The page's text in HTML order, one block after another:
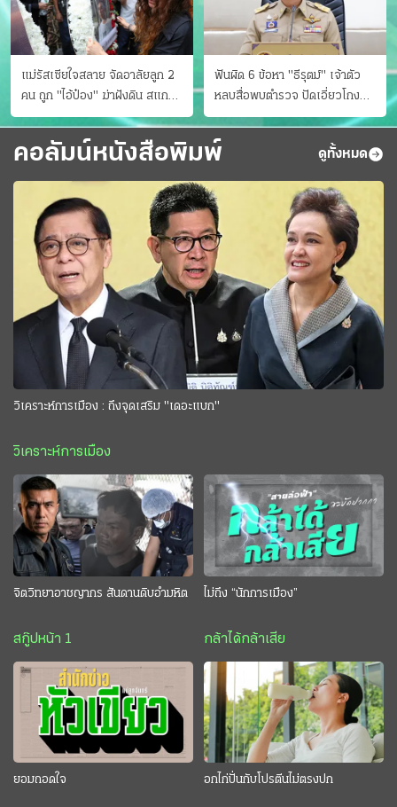
แม่รัสเซียใจสลาย จัดอาลัยลูก 2
คน ถูก "ไอ้ป๋อง" ฆ่าฝังดิน สแกน
ไม่มีศพเพิ่ม
ฟันผิด 6 ข้อหา "ธีรุตม์" เจ้าตัว
หลบสื่อพบตำรวจ ปัดเอี่ยวโกง
สอบท้องถิ่น จ่อบี้รํ่ารวยมากปกติ
คอลัมน์หนังสือพิมพ์ ดูทั้งหมด
วิเคราะห์การเมือง : ถึงจุดเสริม "เดอะแบก"
วิเคราะห์การเมือง
จิตวิทยาอาชญากร สันดานดิบอำมหิต
สกู๊ปหน้า 1
ไม่ถึง “นักการเมือง”
กล้าได้กล้าเสีย
ยอมถอดใจ อกไก่ปั่นกับโปรตีนไม่ตรงปก